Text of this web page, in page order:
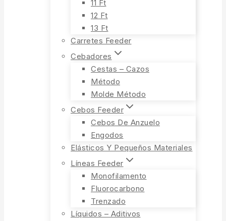
11 Ft
12 Ft
13 Ft
Carretes Feeder
Cebadores
Cestas – Cazos
Método
Molde Método
Cebos Feeder
Cebos De Anzuelo
Engodos
Elásticos Y Pequeños Materiales
Líneas Feeder
Monofilamento
Fluorocarbono
Trenzado
Líquidos – Aditivos